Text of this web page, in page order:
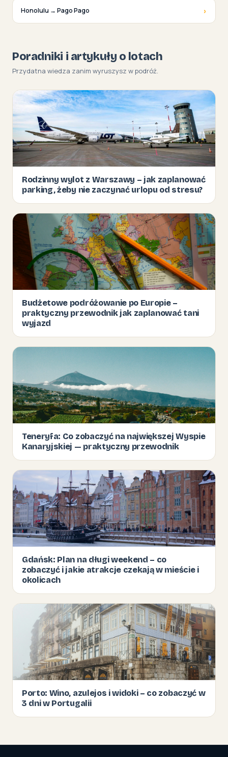
Honolulu → Pago Pago ›
Poradniki i artykuły o lotach
Przydatna wiedza zanim wyruszysz w podróż.
Rodzinny wylot z Warszawy – jak zaplanować
parking, żeby nie zaczynać urlopu od stresu?
Budżetowe podróżowanie po Europie –
praktyczny przewodnik jak zaplanować tani
wyjazd
Teneryfa: Co zobaczyć na największej Wyspie
Kanaryjskiej — praktyczny przewodnik
Gdańsk: Plan na długi weekend – co
zobaczyć i jakie atrakcje czekają w mieście i
okolicach
Porto: Wino, azulejos i widoki – co zobaczyć w
3 dni w Portugalii